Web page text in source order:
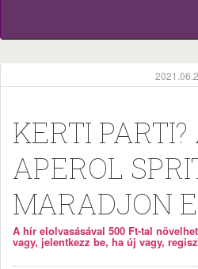
KERTI
APEROL
MARADJON
A hír elolvasásával 500 Ft-tal
vagy, jelentkezz be, ha új vagy,